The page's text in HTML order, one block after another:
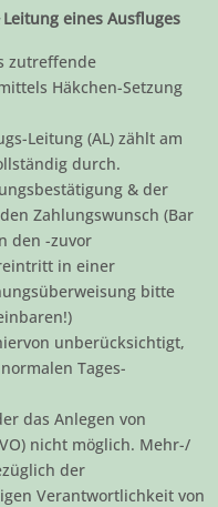
Leitung eines Ausfluges
zutreffende
Häkchen-Setzung
Leitung (AL) zählt am
durch.
& der
Zahlungswunsch (Bar
den -zuvor
in einer
bitte
unberücksichtigt,
Tages-
das Anlegen von
nicht möglich. Mehr-/
der
Verantwortlichkeit von